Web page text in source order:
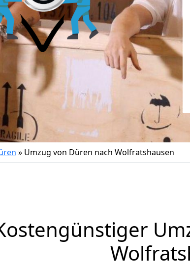
» Umzug von Düren nach Wolfratshausen